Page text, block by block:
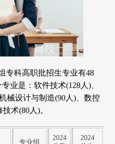
专科高职批招生专业有48
业是：软件技术(128人)、
械设计与制造(90人)、数控
术(80人)。
专业组
2024
2024